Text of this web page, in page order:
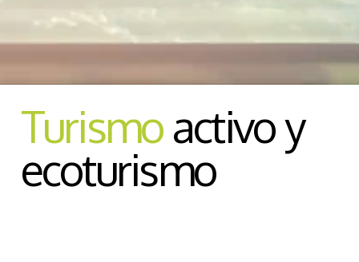
Turismoactivo y
ecoturismo